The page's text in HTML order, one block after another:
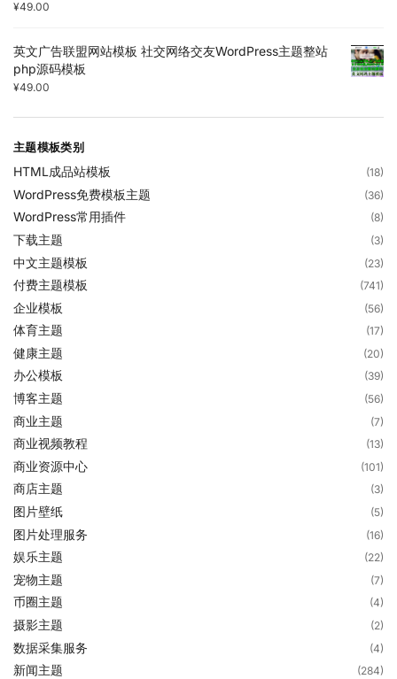
¥49.00
英文广告联盟网站模板 社交网络交友WordPress主题整站
php源码模板
¥49.00
主题模板类别
HTML成品站模板 (18)
WordPress免费模板主题 (36)
WordPress常用插件 (8)
下载主题 (3)
中文主题模板 (23)
付费主题模板 (741)
企业模板 (56)
体育主题 (17)
健康主题 (20)
办公模板 (39)
博客主题 (56)
商业主题 (7)
商业视频教程 (13)
商业资源中心 (101)
商店主题 (3)
图片壁纸 (5)
图片处理服务 (16)
娱乐主题 (22)
宠物主题 (7)
币圈主题 (4)
摄影主题 (2)
数据采集服务 (4)
新闻主题 (284)